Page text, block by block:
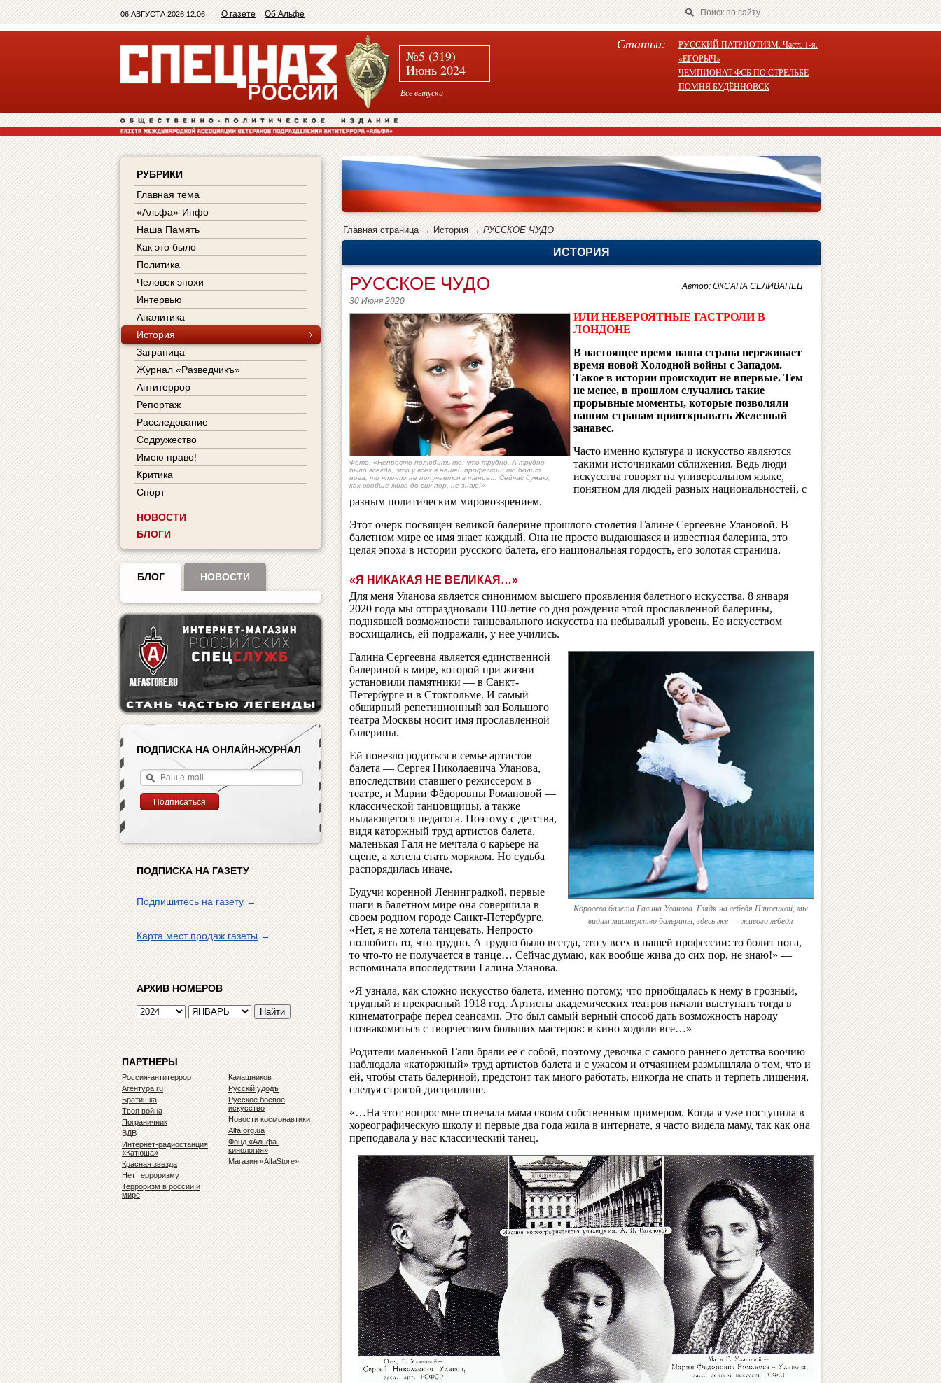
06 АВГУСТА 2026 12:06 О газете Об Альфе
№5 (319)
Июнь 2024
Все выпуски
Статьи:
РУССКИЙ ПАТРИОТИЗМ. Часть 1-я.
«ЕГОРЫЧ»
ЧЕМПИОНАТ ФСБ ПО СТРЕЛЬБЕ
ПОМНЯ БУДЁННОВСК
РУБРИКИ
Главная тема
«Альфа»-Инфо
Наша Память
Как это было
Политика
Человек эпохи
Интервью
Аналитика
История
Заграница
Журнал «Разведчикъ»
Антитеррор
Репортаж
Расследование
Содружество
Имею право!
Критика
Спорт
НОВОСТИ
БЛОГИ
БЛОГ НОВОСТИ
ПОДПИСКА НА ОНЛАЙН-ЖУРНАЛ
ПОДПИСКА НА ГАЗЕТУ
Подпишитесь на газету→
Карта мест продаж газеты→
АРХИВ НОМЕРОВ
ПАРТНЕРЫ
Россия-антитеррор
Агентура.ru
Братишка
Твоя война
Пограничник
ВДВ
Интернет-радиостанция
«Катюша»
Красная звезда
Нет терроризму
Терроризм в россии и
мире
Калашников
Русскiй удодъ
Русское боевое
искусство
Новости космонавтики
Alfa.org.ua
Фонд «Альфа-
кинология»
Магазин «AlfaStore»
Главная страница→История→РУССКОЕ ЧУДО
ИСТОРИЯ
Автор: ОКСАНА СЕЛИВАНЕЦ
РУССКОЕ ЧУДО
30 Июня 2020
Фото: «Непросто полюбить то, что трудно. А трудно
было всегда, это у всех в нашей профессии: то болит
нога, то что-то не получается в танце… Сейчас думаю,
как вообще жива до сих пор, не знаю!»
ИЛИ НЕВЕРОЯТНЫЕ ГАСТРОЛИ В
ЛОНДОНЕ
В настоящее время наша страна переживает
время новой Холодной войны с Западом.
Такое в истории происходит не впервые. Тем
не менее, в прошлом случались такие
прорывные моменты, которые позволяли
нашим странам приоткрывать Железный
занавес.
Часто именно культура и искусство являются
такими источниками сближения. Ведь люди
искусства говорят на универсальном языке,
понятном для людей разных национальностей, с
разным политическим мировоззрением.
Этот очерк посвящен великой балерине прошлого столетия Галине Сергеевне Улановой. В
балетном мире ее имя знает каждый. Она не просто выдающаяся и известная балерина, это
целая эпоха в истории русского балета, его национальная гордость, его золотая страница.
«Я НИКАКАЯ НЕ ВЕЛИКАЯ…»
Для меня Уланова является синонимом высшего проявления балетного искусства. 8 января
2020 года мы отпраздновали 110-летие со дня рождения этой прославленной балерины,
поднявшей возможности танцевального искусства на небывалый уровень. Ее искусством
восхищались, ей подражали, у нее учились.
Королева балета Галина Уланова. Глядя на лебедя Плисецкой, мы
видим мастерство балерины, здесь же — живого лебедя
Галина Сергеевна является единственной
балериной в мире, которой при жизни
установили памятники — в Санкт-
Петербурге и в Стокгольме. И самый
обширный репетиционный зал Большого
театра Москвы носит имя прославленной
балерины.
Ей повезло родиться в семье артистов
балета — Сергея Николаевича Уланова,
впоследствии ставшего режиссером в
театре, и Марии Фёдоровны Романовой —
классической танцовщицы, а также
выдающегося педагога. Поэтому с детства,
видя каторжный труд артистов балета,
маленькая Галя не мечтала о карьере на
сцене, а хотела стать моряком. Но судьба
распорядилась иначе.
Будучи коренной Ленинградкой, первые
шаги в балетном мире она совершила в
своем родном городе Санкт-Петербурге.
«Нет, я не хотела танцевать. Непросто
полюбить то, что трудно. А трудно было всегда, это у всех в нашей профессии: то болит нога,
то что-то не получается в танце… Сейчас думаю, как вообще жива до сих пор, не знаю!» —
вспоминала впоследствии Галина Уланова.
«Я узнала, как сложно искусство балета, именно потому, что приобщалась к нему в грозный,
трудный и прекрасный 1918 год. Артисты академических театров начали выступать тогда в
кинематографе перед сеансами. Это был самый верный способ дать возможность народу
познакомиться с творчеством больших мастеров: в кино ходили все…»
Родители маленькой Гали брали ее с собой, поэтому девочка с самого раннего детства воочию
наблюдала «каторжный» труд артистов балета и с ужасом и отчаянием размышляла о том, что и
ей, чтобы стать балериной, предстоит так много работать, никогда не спать и терпеть лишения,
следуя строгой дисциплине.
«…На этот вопрос мне отвечала мама своим собственным примером. Когда я уже поступила в
хореографическую школу и первые два года жила в интернате, я часто видела маму, так как она
преподавала у нас классический танец.